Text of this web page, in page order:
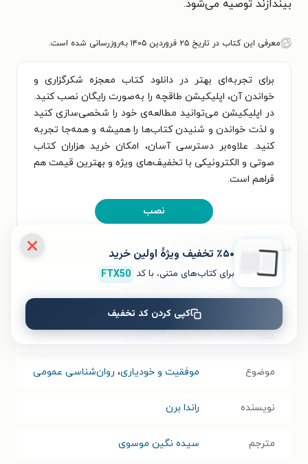
بیندازند توصیه می‌شود.
معرفی این کتاب در تاریخ ۲۵ فروردین ۱۴۰۵ به‌روزرسانی شده است.
برای تجربه‌ای بهتر در دانلود کتاب معجزه شکرگزاری و
خواندن آن، اپلیکیشن طاقچه را به‌صورت رایگان نصب کنید.
در اپلیکیشن می‌توانید مطالعه‌ی خود را شخصی‌سازی کنید
و لذت خواندن و شنیدن کتاب‌ها را همیشه و همه‌جا تجربه
کنید. علاوه‌بر دسترسی آسان، امکان خرید هزاران کتاب
صوتی و الکترونیکی با تخفیف‌های ویژه و بهترین قیمت هم
فراهم است.
نصب
مشخصات کتاب الکترونیکی
نام کتاب معجزه شکرگزاری
مبدأ
The magic, 2012
موضوع موفقیت و خودیاری، روان‌شناسی عمومی
نویسنده راندا برن
مترجم سیده نگین موسوی
٪۵۰ تخفیف ویژۀ اولین خرید
برای کتاب‌های متنی، با کد FTX50
کپی کردن کد تخفیف